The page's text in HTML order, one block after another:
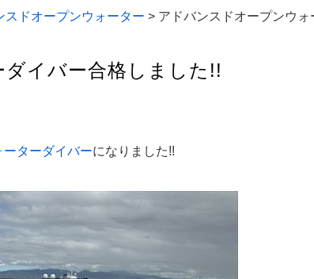
スドオープンウォーター > アドバンスドオープンウ
イバー合格しました!!
ターダイバーになりました!!